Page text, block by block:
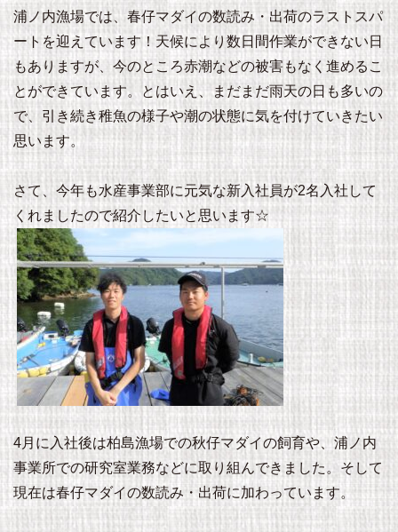
浦ノ内漁場では、春仔マダイの数読み・出荷のラストスパ
ートを迎えています！天候により数日間作業ができない日
もありますが、今のところ赤潮などの被害もなく進めるこ
とができています。とはいえ、まだまだ雨天の日も多いの
で、引き続き稚魚の様子や潮の状態に気を付けていきたい
思います。
さて、今年も水産事業部に元気な新入社員が2名入社して
くれましたので紹介したいと思います☆
4月に入社後は柏島漁場での秋仔マダイの飼育や、浦ノ内
事業所での研究室業務などに取り組んできました。そして
現在は春仔マダイの数読み・出荷に加わっています。